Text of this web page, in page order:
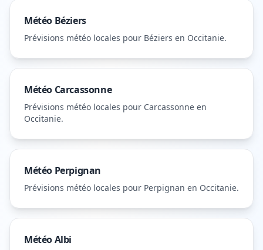
Météo Béziers
Prévisions météo locales pour Béziers en Occitanie.
Météo Carcassonne
Prévisions météo locales pour Carcassonne en
Occitanie.
Météo Perpignan
Prévisions météo locales pour Perpignan en Occitanie.
MétéoAlbi